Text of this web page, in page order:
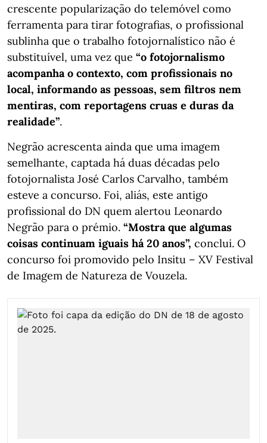
crescente popularização do telemóvel como
ferramenta para tirar fotografias, o profissional
sublinha que o trabalho fotojornalístico não é
substituível, uma vez que “o fotojornalismo
acompanha o contexto, com profissionais no
local, informando as pessoas, sem filtros nem
mentiras, com reportagens cruas e duras da
realidade”.
Negrão acrescenta ainda que uma imagem
semelhante, captada há duas décadas pelo
fotojornalista José Carlos Carvalho, também
esteve a concurso. Foi, aliás, este antigo
profissional do DN quem alertou Leonardo
Negrão para o prémio. “Mostra que algumas
coisas continuam iguais há 20 anos”, conclui. O
concurso foi promovido pelo Insitu – XV Festival
de Imagem de Natureza de Vouzela.